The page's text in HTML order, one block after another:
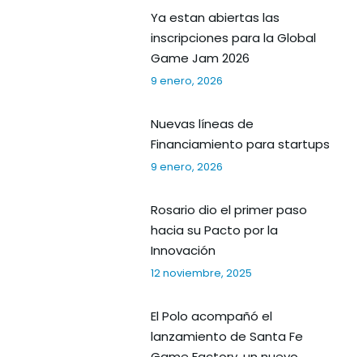
Ya estan abiertas las
inscripciones para la Global
Game Jam 2026
9 enero, 2026
Nuevas líneas de
Financiamiento para startups
9 enero, 2026
Rosario dio el primer paso
hacia su Pacto por la
Innovación
12 noviembre, 2025
El Polo acompañó el
lanzamiento de Santa Fe